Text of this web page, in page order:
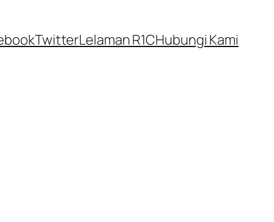
TwitterLelaman R1CHubungi Kami